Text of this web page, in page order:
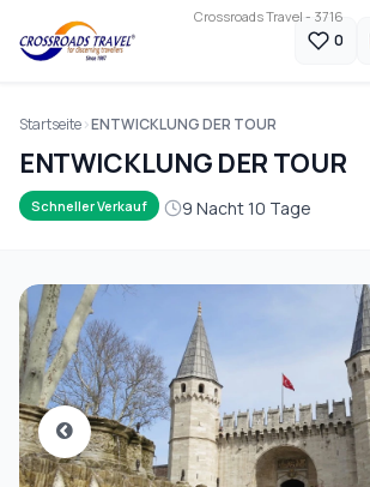
Crossroads Travel - 3716
0
Startseite ENTWICKLUNG DER TOUR
ENTWICKLUNG DER TOUR
Schneller Verkauf 9 Nacht 10 Tage